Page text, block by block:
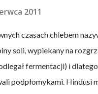
2011
czasach chlebem
soli, wypiekany na
fermentacji) i
podpłomykami. Hindusi